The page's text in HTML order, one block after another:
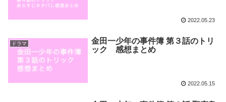
2022.05.23
ドラマ
金田一少年の事件簿 第３話のトリ
ック 感想まとめ
2022.05.15